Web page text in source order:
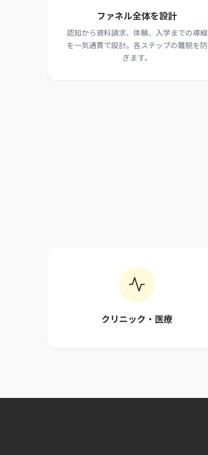
ファネル全体を設計
認知から資料請求、体験、入学までの導線
を一気通貫で設計。各ステップの離脱を防
ぎます。
クリニック・医療